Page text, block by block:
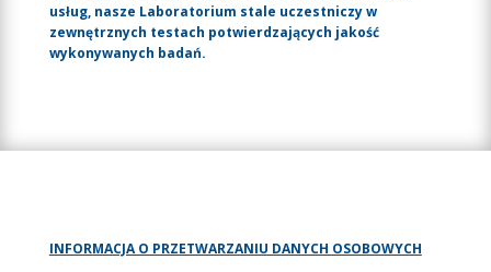
usług, nasze Laboratorium stale uczestniczy w
zewnętrznych testach potwierdzających jakość
wykonywanych badań.
INFORMACJA O PRZETWARZANIU DANYCH OSOBOWYCH